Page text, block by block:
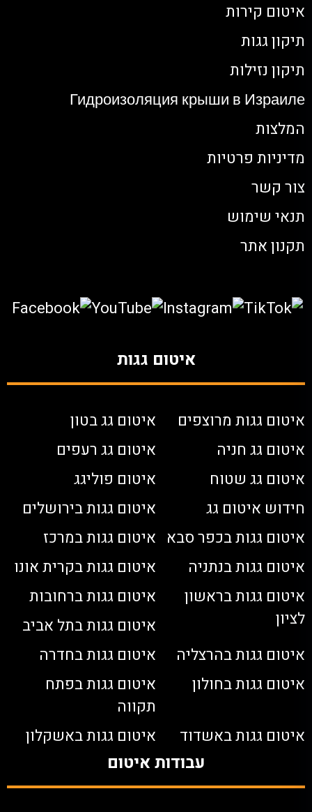
איטום קירות
תיקון גגות
תיקון נזילות
Гидроизоляция крыши в Израиле
המלצות
מדיניות פרטיות
צור קשר
תנאי שימוש
תקנון אתר
איטום גגות
איטום גגות מרוצפים
איטום גג בטון
איטום גג חניה
איטום גג רעפים
איטום גג שטוח
איטום פוליגג
חידוש איטום גג
איטום גגות בירושלים
איטום גגות בכפר סבא איטום גגות במרכז
איטום גגות בנתניה
איטום גגות בקרית אונו
איטום גגות בראשון
לציון
איטום גגות ברחובות
איטום גגות בתל אביב
איטום גגות בהרצליה
איטום גגות בחדרה
איטום גגות בחולון
איטום גגות בפתח
תקווה
איטום גגות באשדוד
איטום גגות באשקלון
עבודות איטום